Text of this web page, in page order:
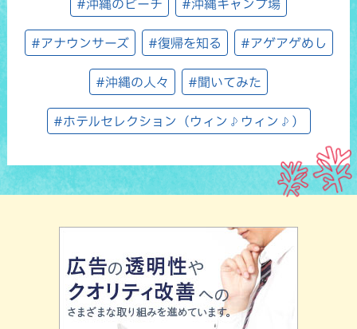
#沖縄のビーチ #沖縄キャンプ場
#アナウンサーズ #復帰を知る #アゲアゲめし
#沖縄の人々 #聞いてみた
#ホテルセレクション（ウィン♪ウィン♪）